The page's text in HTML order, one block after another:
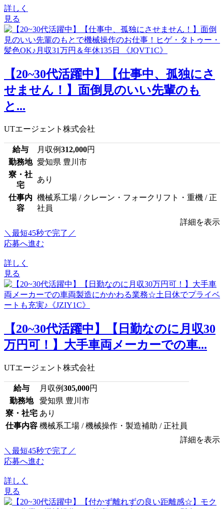
詳しく
見る
【20~30代活躍中】【仕事中、孤独にさ
せません！】面倒見のいい先輩のも
と...
UTエージェント株式会社
給与 月収例312,000円
勤務地 愛知県 豊川市
寮・社
宅
あり
仕事内
容
機械系工場 / クレーン・フォークリフト・重機 / 正
社員
詳細を表示
＼最短45秒で完了／
応募へ進む
詳しく
見る
【20~30代活躍中】【日勤なのに月収30
万円可！】大手車両メーカーでの車...
UTエージェント株式会社
給与 月収例305,000円
勤務地
愛知県 豊川市
寮・社宅 あり
仕事内容 機械系工場 / 機械操作・製造補助 / 正社員
詳細を表示
＼最短45秒で完了／
応募へ進む
詳しく
見る